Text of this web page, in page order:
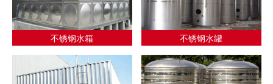
不锈钢水箱 不锈钢水罐